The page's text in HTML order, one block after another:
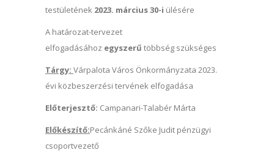
testületének 2023. március 30-i ülésére
A határozat-tervezet
elfogadásához egyszerű többség szükséges
Tárgy: Várpalota Város Önkormányzata 2023.
évi közbeszerzési tervének elfogadása
Előterjesztő: Campanari-Talabér Márta
Előkészítő:Pecánkáné Szőke Judit pénzügyi
csoportvezető